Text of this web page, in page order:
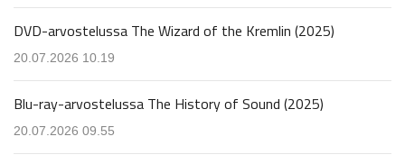
DVD-arvostelussa The Wizard of the Kremlin (2025)
20.07.2026 10.19
Blu-ray-arvostelussa The History of Sound (2025)
20.07.2026 09.55